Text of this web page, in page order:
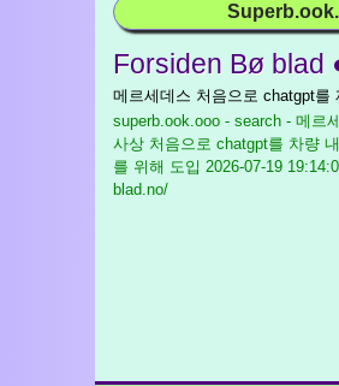
Forsiden Bø blad
메르세데스 처음으로 chatgpt를
superb.ook.ooo - search - 메르
사상 처음으로 chatgpt를 차량
를 위해 도입 2026-07-19
blad.no/